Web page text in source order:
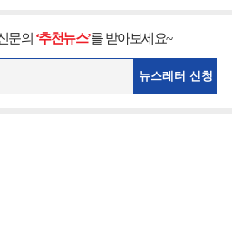
문의 ‘추천뉴스’를 받아보세요~
뉴스레터 신청